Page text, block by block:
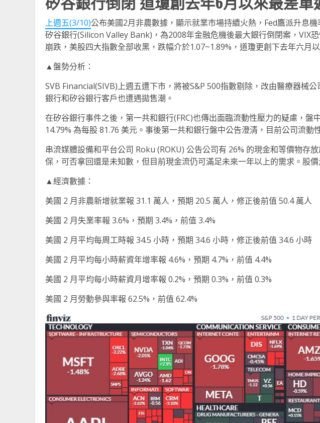
上週五(3/10)公布美國2月非農數據，顯示就業市場持續火熱，Fed鷹派升息
矽谷銀行(Silicon Valley Bank)，為2008年金融危機後最大銀行倒閉案，VIX
崩跌，美股四大指數全部收黑，跌幅介於1.07~1.89%，道瓊更創下去年六月
▲盤勢分析：
SVB Financial(SIVB)上週五遭下市，將被S&P 500指數剔除，改由醫療器械
銀行和矽谷銀行客戶也遭遇拋售潮。
在矽谷銀行事件之後，第一共和銀行(FRC)也傳出面臨流動性壓力的疑慮，盤
14.79% 為每股 81.76 美元。事後第一共和銀行盤中公告澄清，目前公司流動
串流媒體設備和平台公司 Roku (ROKU) 公告公司有 26% 的現金和等價物存
保，可否拿回還是未知數，但目前現金流仍可滿足未來一年以上的需求。股價
▲經濟數據：
美國 2 月非農新增就業報 31.1 萬人，預期 20.5 萬人，修正後前值 50.4 萬人
美國 2 月失業率報 3.6%，預期 3.4%，前值 3.4%
美國 2 月平均每周工時報 34.5 小時，預期 34.6 小時，修正後前值 34.6 小時
美國 2 月平均每小時薪資年增率報 4.6%，預期 4.7%，前值 4.4%
美國 2 月平均每小時薪資月增率報 0.2%，預期 0.3%，前值 0.3%
美國 2 月勞動參與率報 62.5%，前值 62.4%